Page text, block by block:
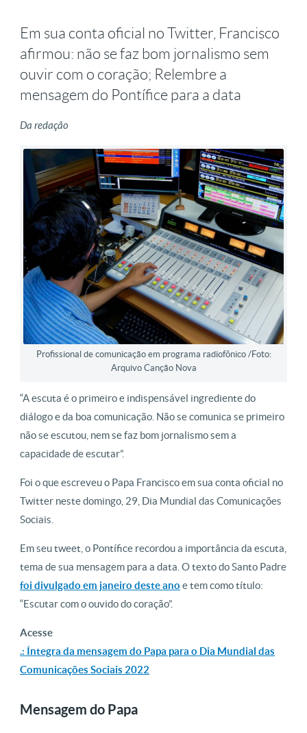
Em sua conta oficial no Twitter, Francisco
afirmou: não se faz bom jornalismo sem
ouvir com o coração; Relembre a
mensagem do Pontífice para a data
Da redação
Profissional de comunicação em programa radiofônico /Foto:
Arquivo Canção Nova
“A escuta é o primeiro e indispensável ingrediente do
diálogo e da boa comunicação. Não se comunica se primeiro
não se escutou, nem se faz bom jornalismo sem a
capacidade de escutar”.
Foi o que escreveu o Papa Francisco em sua conta oficial no
Twitter neste domingo, 29, Dia Mundial das Comunicações
Sociais.
Em seu tweet, o Pontífice recordou a importância da escuta,
tema de sua mensagem para a data. O texto do Santo Padre
foi divulgado em janeiro deste ano e tem como título:
“Escutar com o ouvido do coração”.
Acesse
.: Íntegra da mensagem do Papa para o Dia Mundial das
Comunicações Sociais 2022
Mensagem do Papa